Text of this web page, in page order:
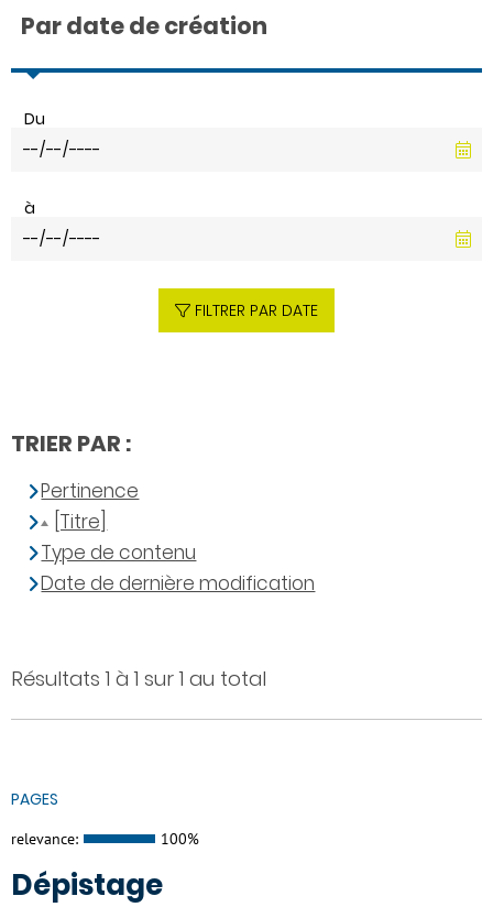
Résultats 1 à 1 sur 1 au total
PAGES
relevance: 100%
Dépistage
Par date de création
Du
à
FILTRER PAR DATE
TRIER PAR :
Pertinence
[Titre]
Type de contenu
Date de dernière modification